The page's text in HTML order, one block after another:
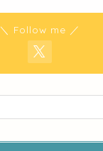
＼ Follow me ／